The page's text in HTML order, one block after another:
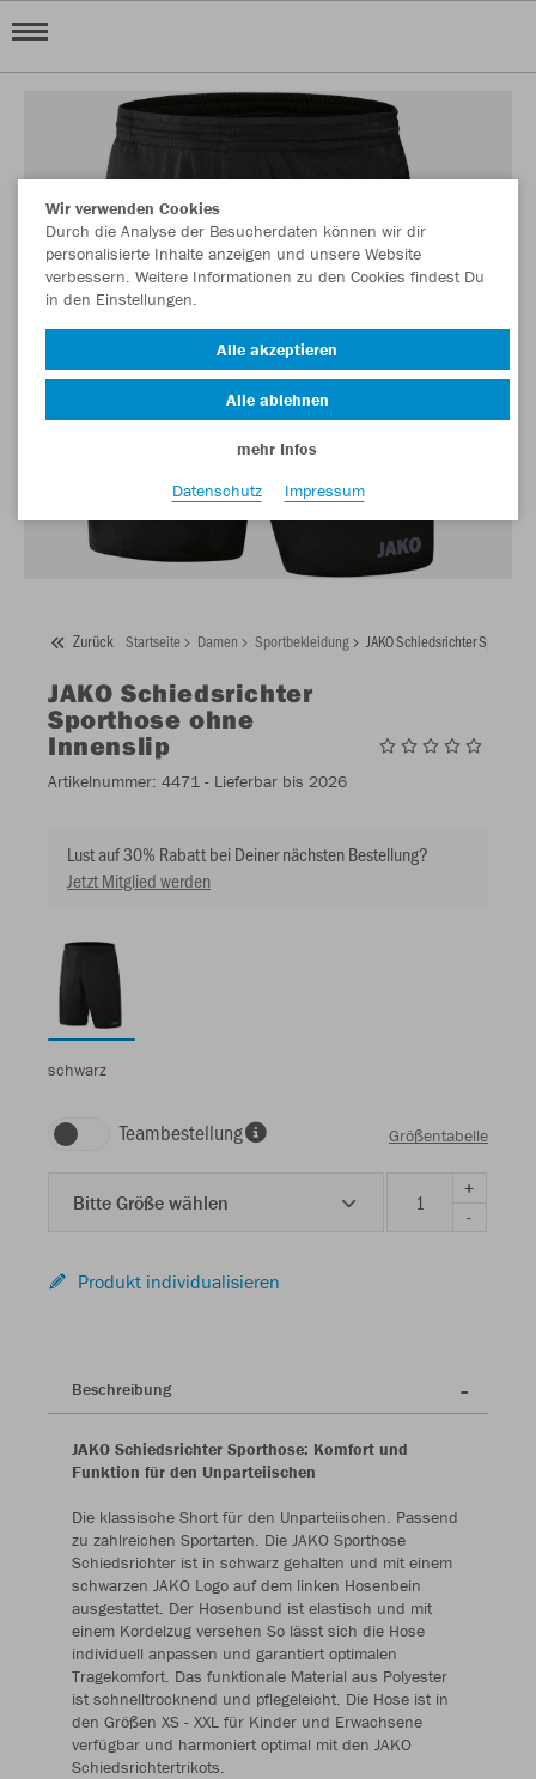
Zurück Startseite Damen Sportbekleidung JAKO Schiedsrichter
JAKO Schiedsrichter
Sporthose ohne
Innenslip
Artikelnummer: 4471 - Lieferbar bis 2026
Lust auf 30% Rabatt bei Deiner nächsten Bestellung?
Jetzt Mitglied werden
schwarz
Teambestellung Größentabelle
Bitte Größe wählen
+
-
Produkt individualisieren
Beschreibung
JAKO Schiedsrichter Sporthose: Komfort und
Funktion für den Unparteiischen
Die klassische Short für den Unparteiischen. Passend
zu zahlreichen Sportarten. Die JAKO Sporthose
Schiedsrichter ist in schwarz gehalten und mit einem
schwarzen JAKO Logo auf dem linken Hosenbein
ausgestattet. Der Hosenbund ist elastisch und mit
einem Kordelzug versehen So lässt sich die Hose
individuell anpassen und garantiert optimalen
Tragekomfort. Das funktionale Material aus Polyester
ist schnelltrocknend und pflegeleicht. Die Hose ist in
den Größen XS - XXL für Kinder und Erwachsene
verfügbar und harmoniert optimal mit den JAKO
Schiedsrichtertrikots.
Wir verwenden Cookies
Durch die Analyse der Besucherdaten können wir dir
personalisierte Inhalte anzeigen und unsere Website
verbessern. Weitere Informationen zu den Cookies findest Du
in den Einstellungen.
Alle akzeptieren
Alle ablehnen
mehr Infos
Datenschutz
Impressum